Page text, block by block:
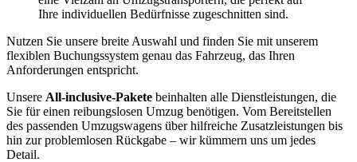
Ihre individuellen Bedürfnisse zugeschnitten sind.
Nutzen Sie unsere breite Auswahl und finden Sie mit unserem
flexiblen Buchungssystem genau das Fahrzeug, das Ihren
Anforderungen entspricht.
Unsere All-inclusive-Pakete beinhalten alle Dienstleistungen, die
Sie für einen reibungslosen Umzug benötigen. Vom Bereitstellen
des passenden Umzugswagens über hilfreiche Zusatzleistungen bis
hin zur problemlosen Rückgabe – wir kümmern uns um jedes
Detail.